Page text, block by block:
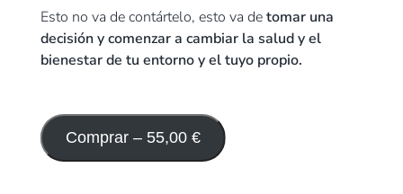
Esto no va de contártelo, esto va detomar una
decisión y comenzar a cambiar la salud y el
bienestar de tu entorno y el tuyo propio.
Comprar – 55,00 €